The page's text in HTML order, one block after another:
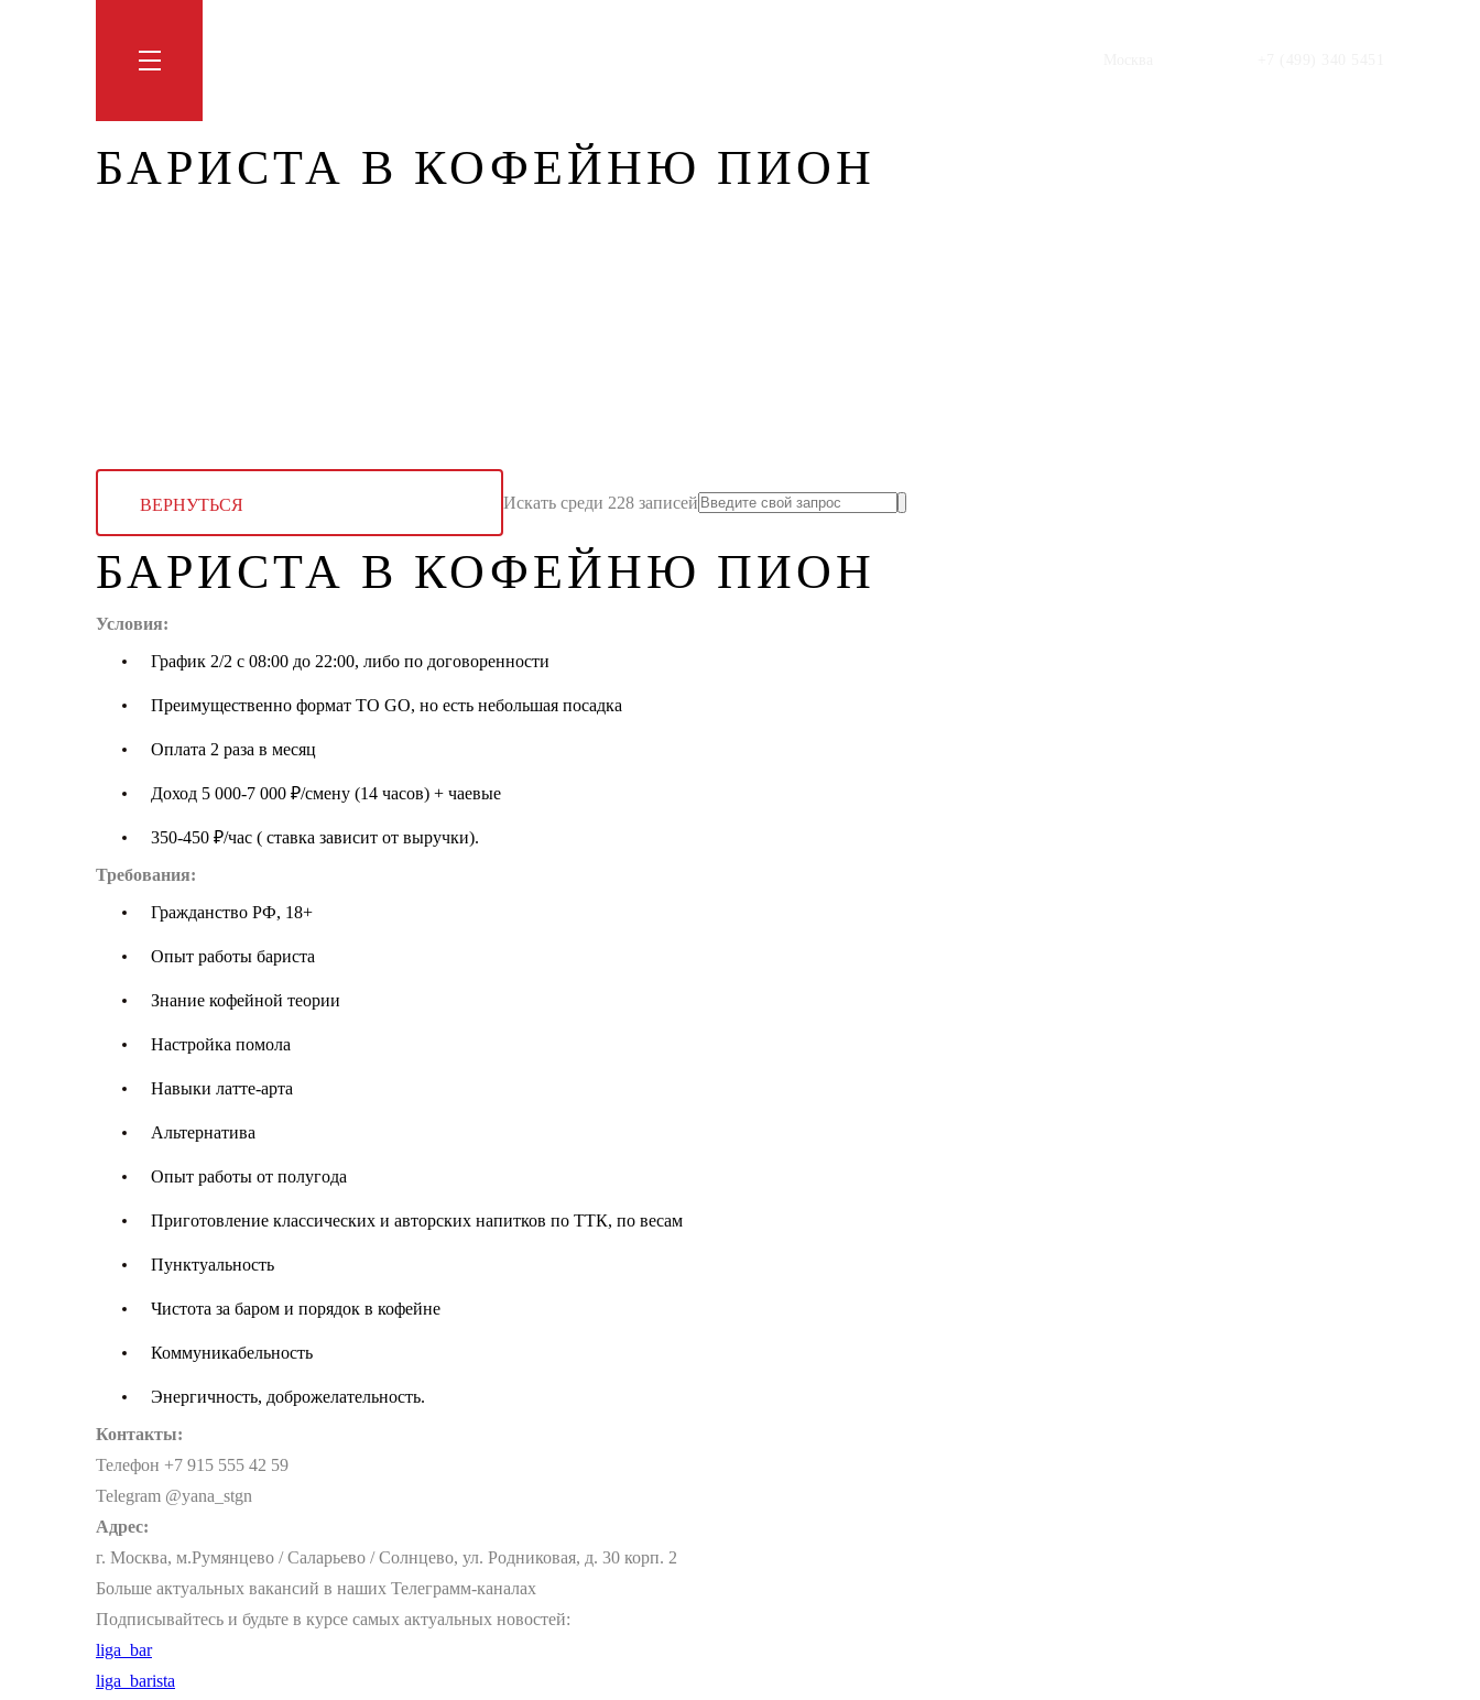
БАРИСТА В КОФЕЙНЮ ПИОН
ВЕРНУТЬСЯ Искать среди 228 записей
БАРИСТА В КОФЕЙНЮ ПИОН
Условия:
График 2/2 с 08:00 до 22:00, либо по договоренности
Преимущественно формат TO GO, но есть небольшая посадка
Оплата 2 раза в месяц
Доход 5 000-7 000 ₽/смену (14 часов) + чаевые
350-450 ₽/час ( ставка зависит от выручки).
Требования:
Гражданство РФ, 18+
Опыт работы бариста
Знание кофейной теории
Настройка помола
Навыки латте-арта
Альтернатива
Опыт работы от полугода
Приготовление классических и авторских напитков по ТТК, по весам
Пунктуальность
Чистота за баром и порядок в кофейне
Коммуникабельность
Энергичность, доброжелательность.
Контакты:
Телефон +7 915 555 42 59
Telegram @yana_stgn
Адрес:
г. Москва, м.Румянцево / Саларьево / Солнцево, ул. Родниковая, д. 30 корп. 2
Больше актуальных вакансий в наших Телеграмм-каналах
Подписывайтесь и будьте в курсе самых актуальных новостей:
liga_bar
liga_barista